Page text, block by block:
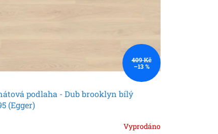
409 Kč
–13 %
podlaha - Dub brooklyn bílý
(Egger)
Vyprodáno